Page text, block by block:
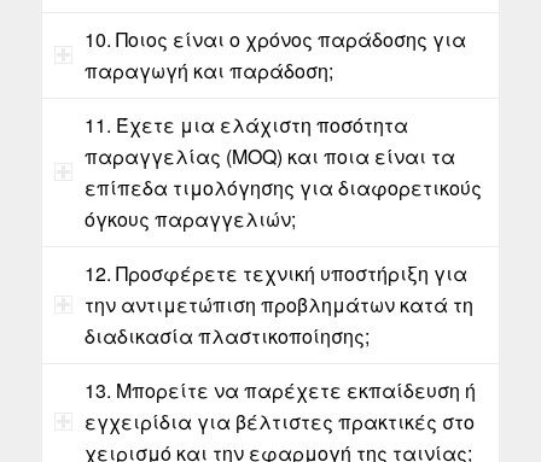
10. Ποιος είναι ο χρόνος παράδοσης για
παραγωγή και παράδοση;
11. Έχετε μια ελάχιστη ποσότητα
παραγγελίας (MOQ) και ποια είναι τα
επίπεδα τιμολόγησης για διαφορετικούς
όγκους παραγγελιών;
12. Προσφέρετε τεχνική υποστήριξη για
την αντιμετώπιση προβλημάτων κατά τη
διαδικασία πλαστικοποίησης;
13. Μπορείτε να παρέχετε εκπαίδευση ή
εγχειρίδια για βέλτιστες πρακτικές στο
χειρισμό και την εφαρμογή της ταινίας;